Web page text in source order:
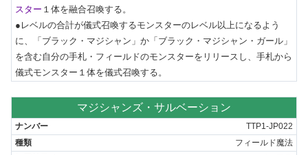
スター １体を融合召喚する。
●レベルの合計が儀式召喚するモンスターのレベル以上になるよう
に、「ブラック・マジシャン」か「ブラック・マジシャン・ガール」
を含む自分の手札・フィールドのモンスターをリリースし、手札から
儀式モンスター１体を儀式召喚する。
マジシャンズ・サルベーション
TTP1-JP022
フィールド魔法